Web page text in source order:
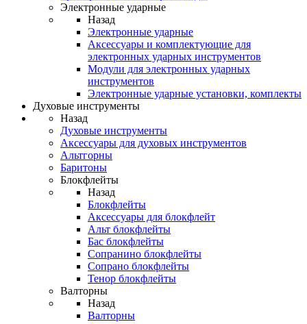
Электронные ударные
Назад
Электронные ударные
Аксессуары и комплектующие для
электронных ударных инструментов
Модули для электронных ударных
инструментов
Электронные ударные установки, комплекты
Духовые инструменты
Назад
Духовые инструменты
Аксессуары для духовых инструментов
Альтгорны
Баритоны
Блокфлейты
Назад
Блокфлейты
Аксессуары для блокфлейт
Альт блокфлейты
Бас блокфлейты
Сопранино блокфлейты
Сопрано блокфлейты
Тенор блокфлейты
Валторны
Назад
Валторны